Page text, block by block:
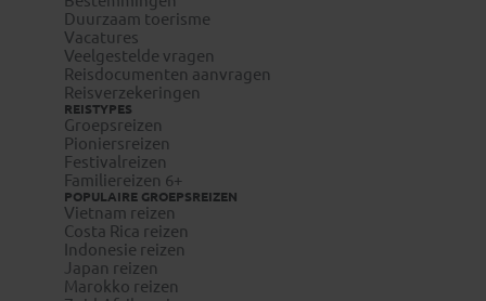
Duurzaam toerisme
Vacatures
Veelgestelde vragen
Reisdocumenten aanvragen
Reisverzekeringen
REISTYPES
Groepsreizen
Pioniersreizen
Festivalreizen
Familiereizen 6+
POPULAIRE GROEPSREIZEN
Vietnam reizen
Costa Rica reizen
Indonesie reizen
Japan reizen
Marokko reizen